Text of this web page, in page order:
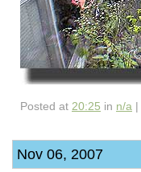
Posted at 20:25 in n/a |
Nov 06, 2007